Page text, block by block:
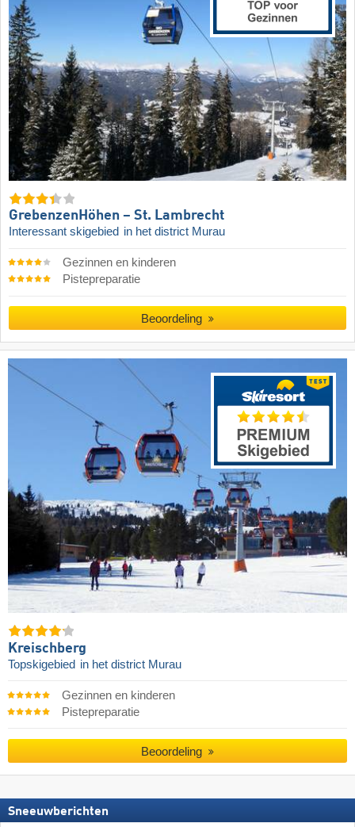
GrebenzenHöhen – St. Lambrecht
Interessant skigebied in het district Murau
Gezinnen en kinderen
Pistepreparatie
Beoordeling
Kreischberg
Topskigebied in het district Murau
Gezinnen en kinderen
Pistepreparatie
Beoordeling
Sneeuwberichten